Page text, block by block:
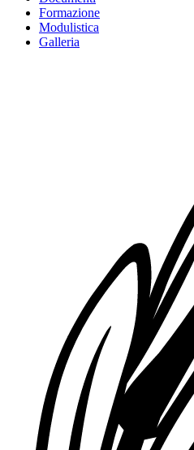
Formazione
Modulistica
Galleria